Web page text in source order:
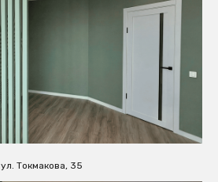
ул. Токмакова, 35